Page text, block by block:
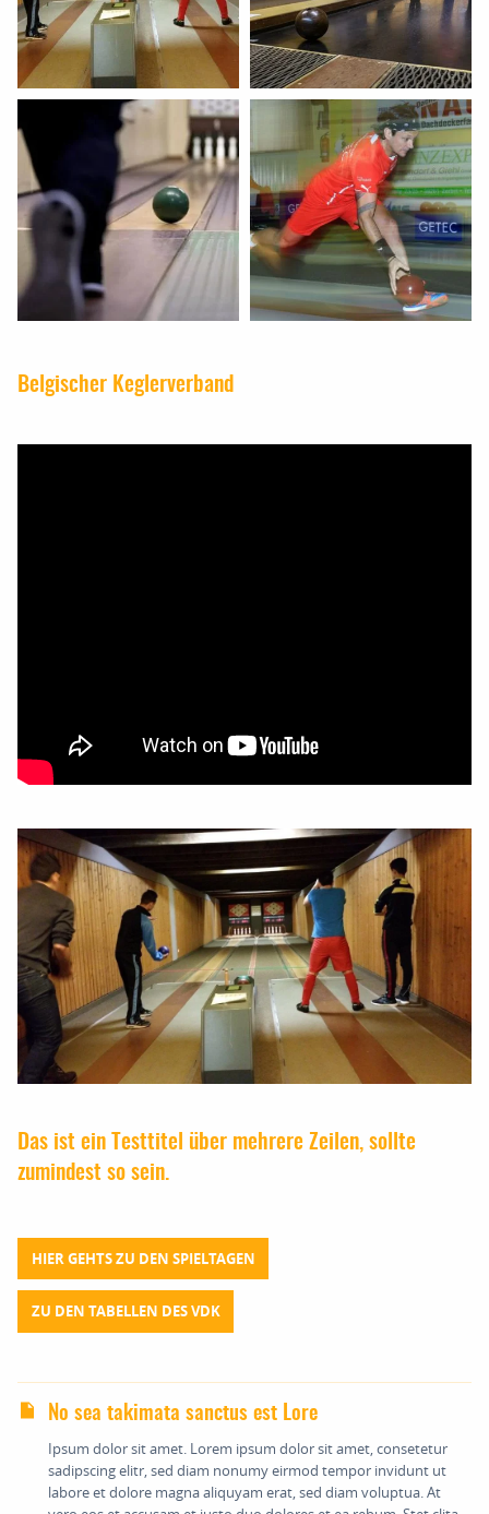
Belgischer Keglerverband
Das ist ein Testtitel über mehrere Zeilen, sollte
zumindest so sein.
HIER GEHTS ZU DEN SPIELTAGEN
ZU DEN TABELLEN DES VDK
No sea takimata sanctus est Lore
Ipsum dolor sit amet. Lorem ipsum dolor sit amet, consetetur
sadipscing elitr, sed diam nonumy eirmod tempor invidunt ut
labore et dolore magna aliquyam erat, sed diam voluptua. At